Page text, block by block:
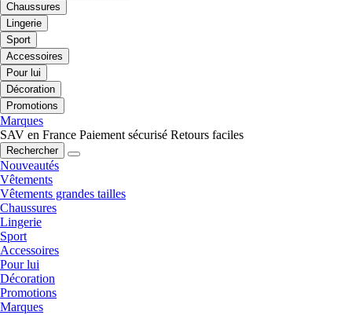
Chaussures
Lingerie
Sport
Accessoires
Pour lui
Décoration
Promotions
Marques
SAV en France Paiement sécurisé Retours faciles
Rechercher
Nouveautés
Vêtements
Vêtements grandes tailles
Chaussures
Lingerie
Sport
Accessoires
Pour lui
Décoration
Promotions
Marques